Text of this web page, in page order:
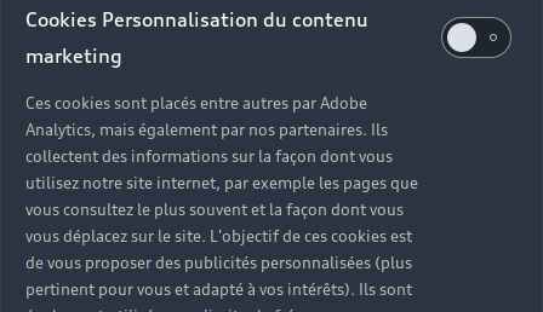
Cookies Personnalisation du contenu
marketing
Ces cookies sont placés entre autres par Adobe
Analytics, mais également par nos partenaires. Ils
collectent des informations sur la façon dont vous
utilisez notre site internet, par exemple les pages que
vous consultez le plus souvent et la façon dont vous
vous déplacez sur le site. L'objectif de ces cookies est
de vous proposer des publicités personnalisées (plus
pertinent pour vous et adapté à vos intérêts). Ils sont